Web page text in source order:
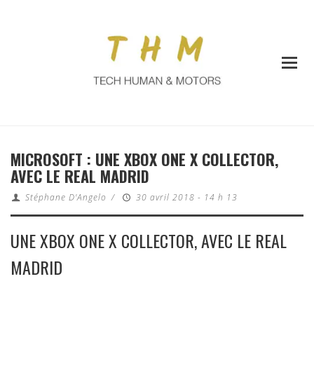
MICROSOFT : UNE XBOX ONE X COLLECTOR,
AVEC LE REAL MADRID
Stéphane D'Angelo / 30 avril 2018 - 14 h 13
UNE XBOX ONE X COLLECTOR, AVEC LE REAL
MADRID